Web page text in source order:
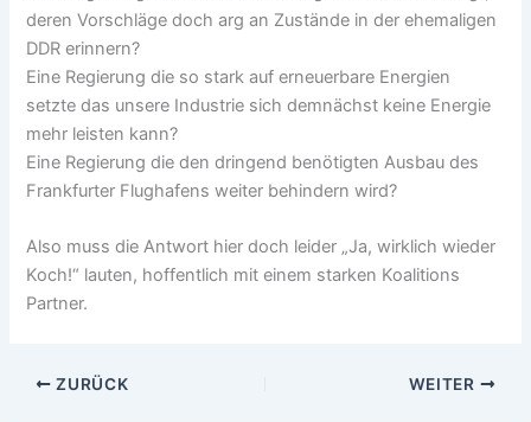
deren Vorschläge doch arg an Zustände in der ehemaligen
DDR erinnern?
Eine Regierung die so stark auf erneuerbare Energien
setzte das unsere Industrie sich demnächst keine Energie
mehr leisten kann?
Eine Regierung die den dringend benötigten Ausbau des
Frankfurter Flughafens weiter behindern wird?
Also muss die Antwort hier doch leider „Ja, wirklich wieder
Koch!“ lauten, hoffentlich mit einem starken Koalitions
Partner.
ZURÜCK WEITER